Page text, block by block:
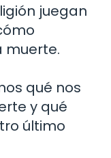
juegan
muerte.
qué nos
y qué
último